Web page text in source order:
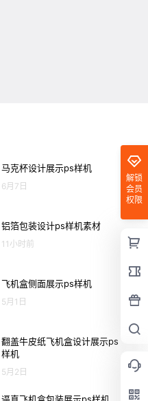
解锁
会员
权限
马克杯设计展示ps样机
6月7日
铝箔包装设计ps样机素材
11小时前
飞机盒侧面展示ps样机
5月1日
翻盖牛皮纸飞机盒设计展示ps
样机
5月2日